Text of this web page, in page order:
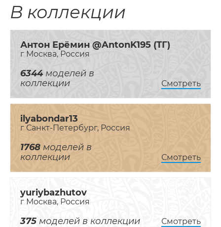
В коллекции
Антон Ерёмин @AntonK195 (ТГ)
г Москва, Россия
6344моделей в
коллекции
Смотреть
ilyabondar13
г Санкт-Петербург, Россия
1768 моделей в
коллекции
Смотреть
yuriybazhutov
г Москва, Россия
375 моделей в коллекции Смотреть